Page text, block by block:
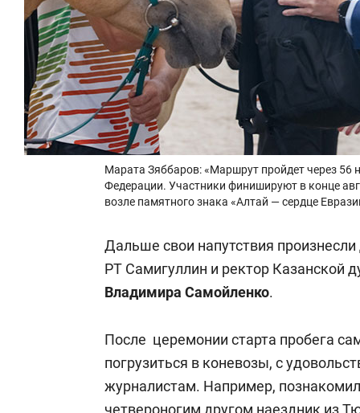
Марата Зяббаров: «Маршрут пройдет через 56
Федерации. Участники финишируют в конце
возле памятного знака «Алтай — сердце
Дальше свои напутствия
РТ Самигуллин и ректор Казанской
Владимира Самойленко.
После церемонии старта пробега
погрузиться в коневозы, с
журналистам. Например,
четвероногим другом наездник из